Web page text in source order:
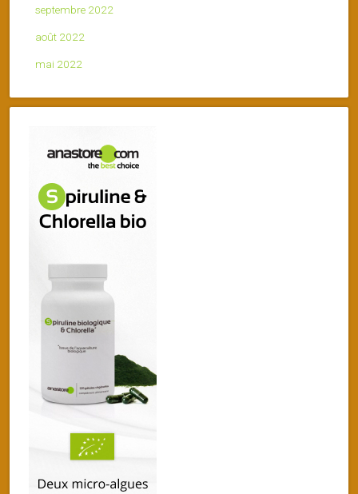
septembre 2022
août 2022
mai 2022